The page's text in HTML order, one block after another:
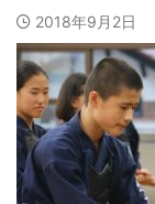
2018年9月2日